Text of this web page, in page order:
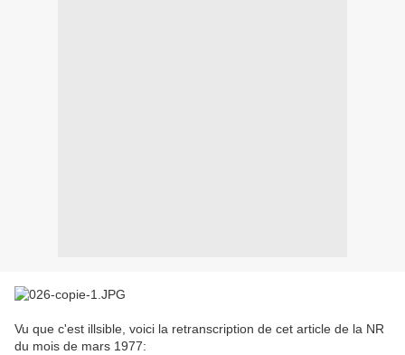
Vu que c'est illsible, voici la retranscription de cet article de la NR
du mois de mars 1977: